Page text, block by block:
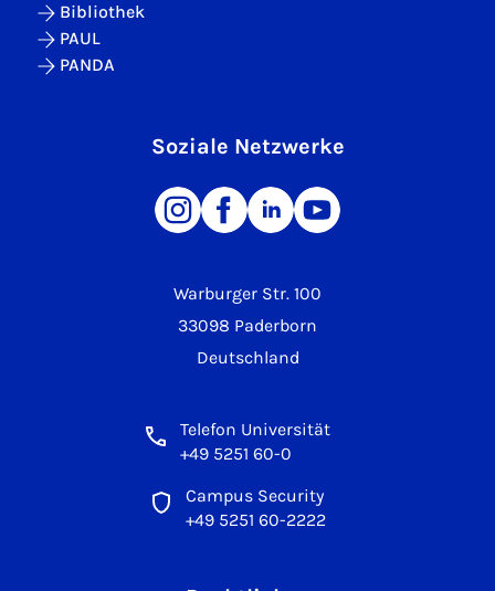
Warburger Str. 100
33098 Paderborn
Deutschland
Telefon Universität
+49 5251 60-0
Campus Security
+49 5251 60-2222
Bibliothek
PAUL
PANDA
Soziale Netzwerke